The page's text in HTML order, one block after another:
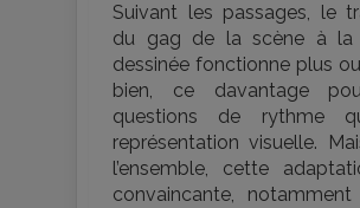
Suivant les passages, le
du gag de la scène à la
dessinée fonctionne plus
bien, ce davantage
questions de rythme
représentation visuelle.
l’ensemble, cette
convaincante,